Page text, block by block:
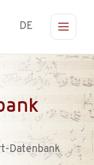
DE
Datenbank